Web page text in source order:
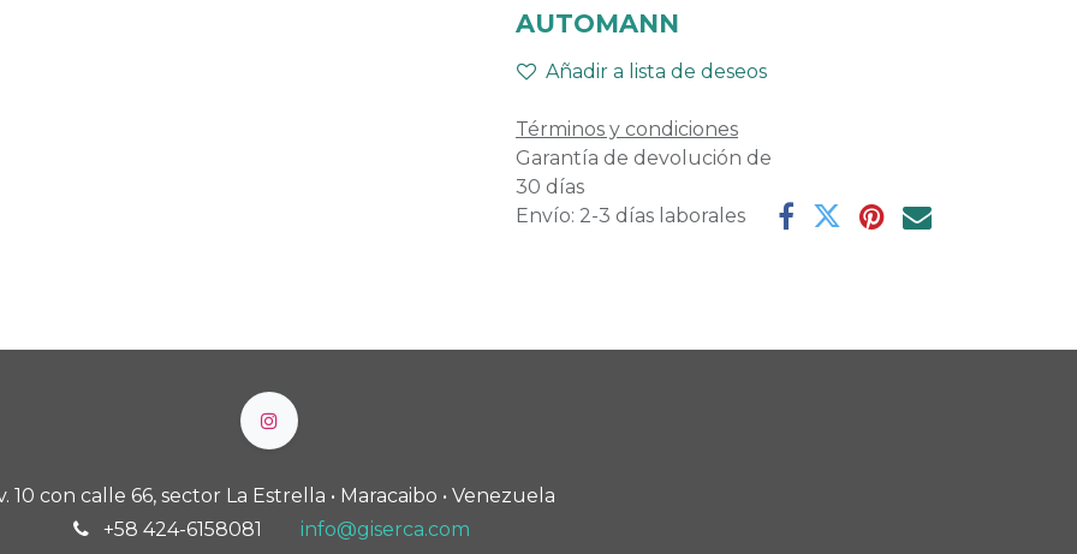
AUTOMANN
Añadir a lista de deseos
Términos y condiciones
Garantía de devolución de
30 días
Envío: 2-3 días laborales
10 con calle 66, sector La Estrella • Maracaibo • Venezuela
+58 424-6158081
info@giserca.com